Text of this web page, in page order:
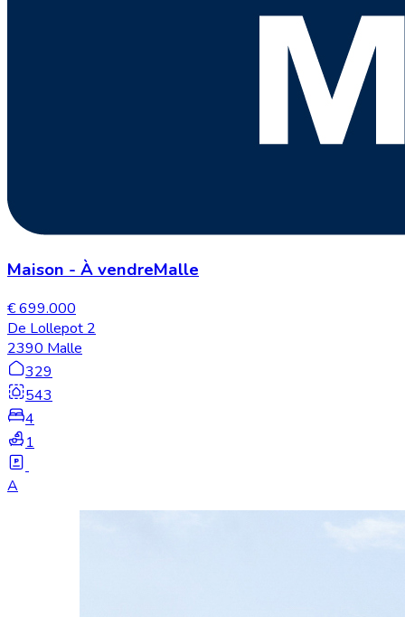
Maison - À vendreMalle
€ 699.000
De Lollepot 2
2390 Malle
329
543
4
1
A